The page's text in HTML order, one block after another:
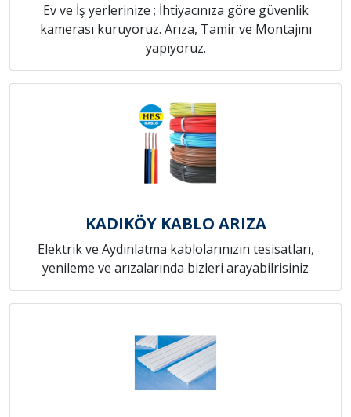
Ev ve İş yerlerinize ; İhtiyacınıza göre güvenlik
kamerası kuruyoruz. Arıza, Tamir ve Montajını
yapıyoruz.
KADIKÖY KABLO ARIZA
Elektrik ve Aydınlatma kablolarınızın tesisatları,
yenileme ve arızalarında bizleri arayabilrisiniz